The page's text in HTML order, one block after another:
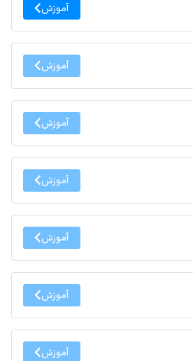
آموزش
آموزش
آموزش
آموزش
آموزش
آموزش
آموزش